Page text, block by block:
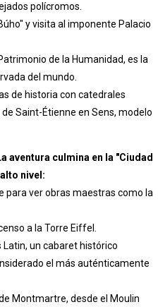
polícromos.
y visita al imponente Palacio
de la Humanidad, es la
del mundo.
de historia con catedrales
Saint-Étienne en Sens, modelo
aventura culmina en la "Ciudad
nivel:
para ver obras maestras como la
a la Torre Eiffel.
Latin, un cabaret histórico
el más auténticamente
Montmartre, desde el Moulin